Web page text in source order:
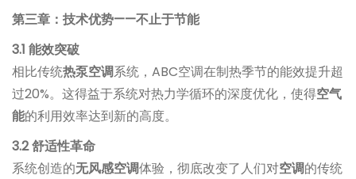
第三章：技术优势——不止于节能
3.1 能效突破
相比传统热泵空调系统，ABC空调在制热季节的能效提升超
过20%。这得益于系统对热力学循环的深度优化，使得空气
能的利用效率达到新的高度。
3.2 舒适性革命
系统创造的无风感空调体验，彻底改变了人们对空调的传统